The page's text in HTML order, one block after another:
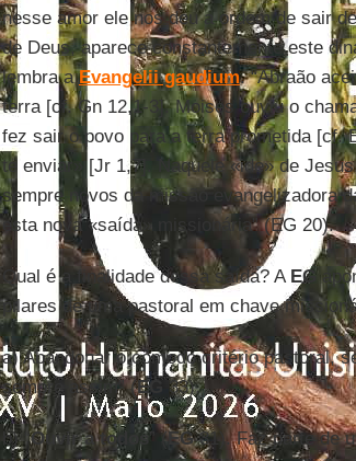
nesse amor ele nos deu a ordem de sair
de Deus, aparece constantemente este
lembra aEvangelii gaudium. “Abraão
terra [cf. Gn 12,1-3]. Moisés ouviu o
fez sair o povo para a terra prometida [cf.
te enviar» [Jr 1,7]. Naquele «ide» de
sempre novos da missão evangelizadora
esta nova «saída» missionária” (EG 20).
Qual é a finalidade dessa saída? A EG
pilares de uma pastoral em chave
a) Abandonar o cômodo critério pastoral,
sempre assim” (EG 33).
b) “Ouvir a todos” (EG31). Faz parte de